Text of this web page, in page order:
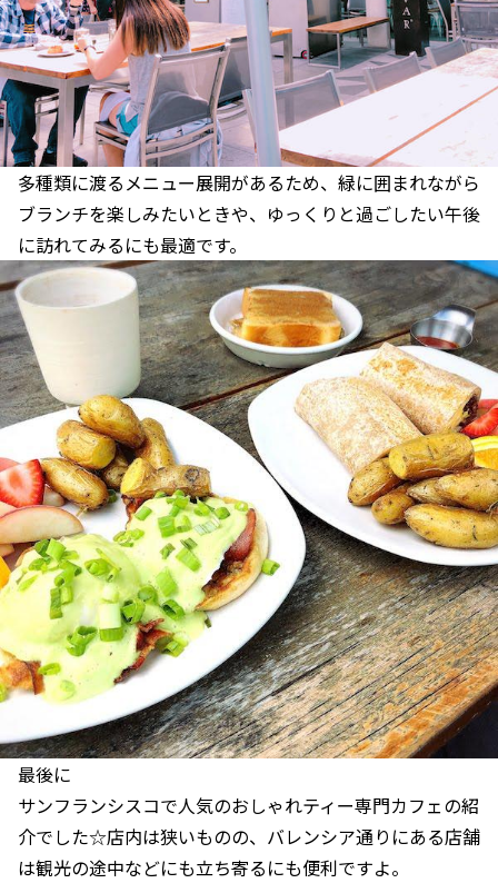
多種類に渡るメニュー展開があるため、緑に囲まれながら
ブランチを楽しみたいときや、ゆっくりと過ごしたい午後
に訪れてみるにも最適です。
最後に
サンフランシスコで人気のおしゃれティー専門カフェの紹
介でした☆店内は狭いものの、バレンシア通りにある店舗
は観光の途中などにも立ち寄るにも便利ですよ。